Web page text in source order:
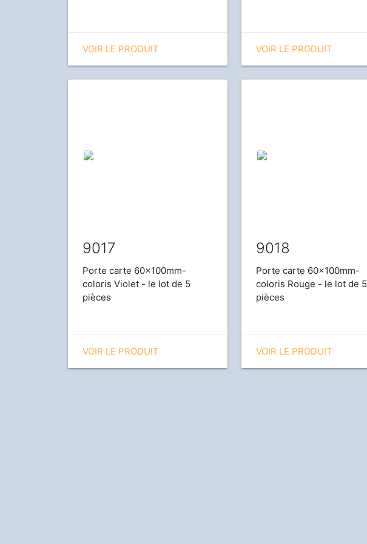
VOIR LE PRODUIT VOIR LE PRODUIT
9017
Porte carte 60x100mm-
coloris Violet - le lot de 5
pièces
VOIR LE PRODUIT
9018
Porte carte 60x100mm-
coloris Rouge - le lot de 5
pièces
VOIR LE PRODUIT